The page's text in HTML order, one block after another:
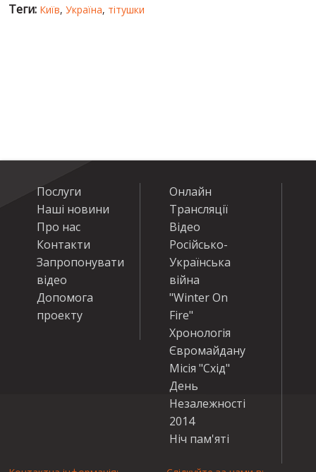
Теги: Київ, Україна, тітушки
Послуги
Наші новини
Про нас
Контакти
Запропонувати
відео
Допомога
проекту
Онлайн
Трансляції
Відео
Російсько-
Українська
війна
"Winter On
Fire"
Хронологія
Євромайдану
Місія "Схід"
День
Незалежності
2014
Ніч пам'яті